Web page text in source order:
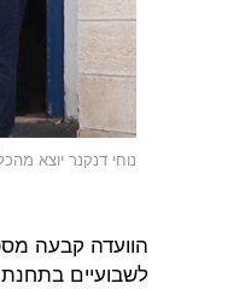
נוחי דנקנר יוצא
הוועדה קבעה